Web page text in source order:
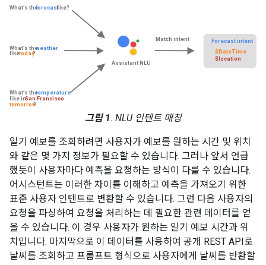
그림 1. NLU 인텐트 매칭
일기 예보를 조회하려면 사용자가 예보를 원하는 시간 및 위치
와 같은 몇 가지 정보가 필요할 수 있습니다. 그러나 앞서 언급
했듯이 사용자마다 예측을 요청하는 방식이 다를 수 있습니다.
어시스턴트는 이러한 차이를 이해하고 예측을 가져오기 위한
표준 사용자 인텐트로 변환할 수 있습니다. 그런 다음 사용자의
요청을 파싱하여 요청을 처리하는 데 필요한 관련 데이터를 얻
을 수 있습니다. 이 경우 사용자가 원하는 일기 예보 시간과 위
치입니다. 마지막으로 이 데이터를 사용하여 공개 REST API로
날씨를 조회하고 프롬프트 형식으로 사용자에게 날씨를 반환할